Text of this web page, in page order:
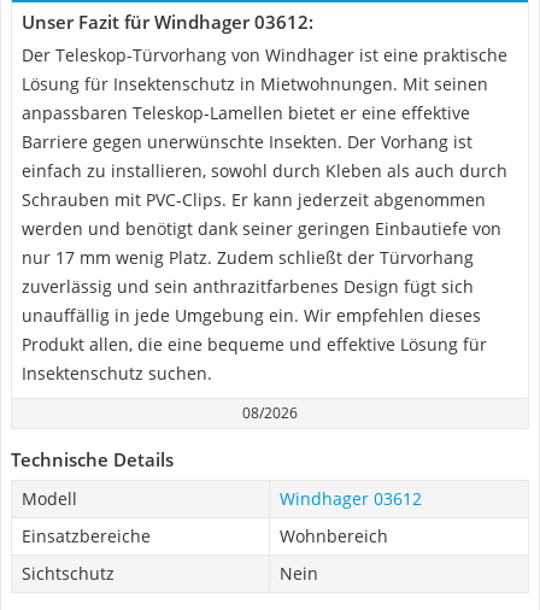
Unser Fazit für Windhager 03612:
Der Teleskop-Türvorhang von Windhager ist eine praktische
Lösung für Insektenschutz in Mietwohnungen. Mit seinen
anpassbaren Teleskop-Lamellen bietet er eine effektive
Barriere gegen unerwünschte Insekten. Der Vorhang ist
einfach zu installieren, sowohl durch Kleben als auch durch
Schrauben mit PVC-Clips. Er kann jederzeit abgenommen
werden und benötigt dank seiner geringen Einbautiefe von
nur 17 mm wenig Platz. Zudem schließt der Türvorhang
zuverlässig und sein anthrazitfarbenes Design fügt sich
unauffällig in jede Umgebung ein. Wir empfehlen dieses
Produkt allen, die eine bequeme und effektive Lösung für
Insektenschutz suchen.
08/2026
Technische Details
Modell
Windhager 03612
Einsatzbereiche
Wohnbereich
Sichtschutz
Nein